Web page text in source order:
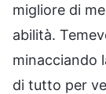
migliore di
abilità.
minacciando
di tutto per